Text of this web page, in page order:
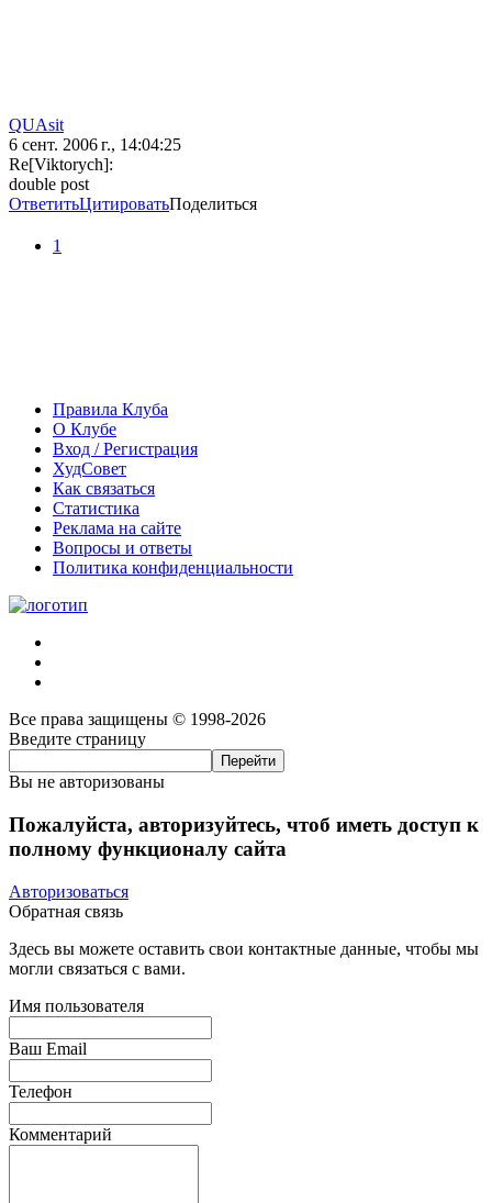
QUAsit
6 сент. 2006 г., 14:04:25
Re[Viktorych]:
double post
ОтветитьЦитироватьПоделиться
1
Правила Клуба
О Клубе
Вход / Регистрация
ХудСовет
Как связаться
Статистика
Реклама на сайте
Вопросы и ответы
Политика конфиденциальности
Все права защищены © 1998-2026
Введите страницу
Вы не авторизованы
Пожалуйста, авторизуйтесь, чтоб иметь доступ к
полному функционалу сайта
Авторизоваться
Обратная связь
Здесь вы можете оставить свои контактные данные, чтобы мы
могли связаться с вами.
Имя пользователя
Ваш Email
Телефон
Комментарий